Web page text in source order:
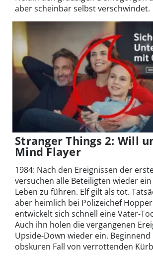
aber scheinbar selbst verschwindet.
Stranger Things 2: Will
Mind Flayer
1984: Nach den Ereignissen der
versuchen alle Beteiligten wieder
Leben zu führen. Elf gilt als tot.
aber heimlich bei Polizeichef
entwickelt sich schnell eine Vater-
Auch ihn holen die vergangenen
Upside-Down wieder ein.
obskuren Fall von verrottenden